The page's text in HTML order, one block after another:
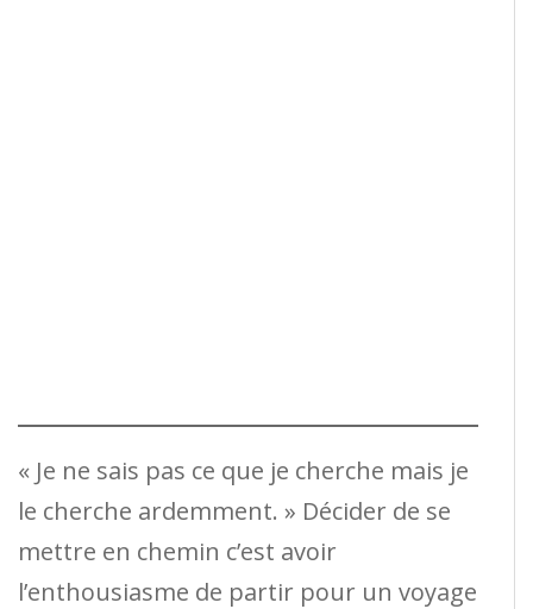
« Je ne sais pas ce que je cherche mais je
le cherche ardemment. » Décider de se
mettre en chemin c’est avoir
l’enthousiasme de partir pour un voyage